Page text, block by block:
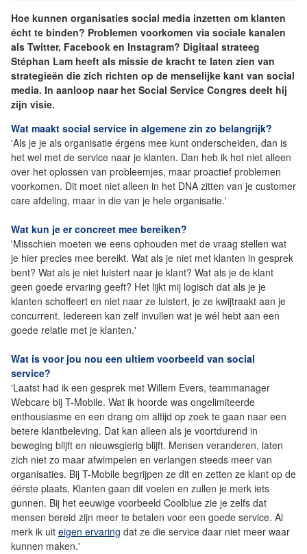
Hoe kunnen organisaties social media inzetten om klanten
écht te binden? Problemen voorkomen via sociale kanalen
als Twitter, Facebook en Instagram? Digitaal strateeg
Stéphan Lam heeft als missie de kracht te laten zien van
strategieën die zich richten op de menselijke kant van social
media. In aanloop naar het Social Service Congres deelt hij
zijn visie.
Wat maakt social service in algemene zin zo belangrijk?
'Als je je als organisatie érgens mee kunt onderscheiden, dan is
het wel met de service naar je klanten. Dan heb ik het niet alleen
over het oplossen van probleemjes, maar proactief problemen
voorkomen. Dit moet niet alleen in het DNA zitten van je customer
care afdeling, maar in die van je hele organisatie.'
Wat kun je er concreet mee bereiken?
'Misschien moeten we eens ophouden met de vraag stellen wat
je hier precies mee bereikt. Wat als je niet met klanten in gesprek
bent? Wat als je niet luistert naar je klant? Wat als je de klant
geen goede ervaring geeft? Het lijkt mij logisch dat als je je
klanten schoffeert en niet naar ze luistert, je ze kwijtraakt aan je
concurrent. Iedereen kan zelf invullen wat je wél hebt aan een
goede relatie met je klanten.'
Wat is voor jou nou een ultiem voorbeeld van social
service?
'Laatst had ik een gesprek met Willem Evers, teammanager
Webcare bij T-Mobile. Wat ik hoorde was ongelimiteerde
enthousiasme en een drang om altijd op zoek te gaan naar een
betere klantbeleving. Dat kan alleen als je voortdurend in
beweging blijft en nieuwsgierig blijft. Mensen veranderen, laten
zich niet zo maar afwimpelen en verlangen steeds meer van
organisaties. Bij T-Mobile begrijpen ze dit en zetten ze klant op de
éérste plaats. Klanten gaan dit voelen en zullen je merk iets
gunnen. Bij het eeuwige voorbeeld Coolblue zie je zelfs dat
mensen bereid zijn meer te betalen voor een goede service. Al
merk ik uit eigen ervaring dat ze die service daar niet meer waar
kunnen maken.'